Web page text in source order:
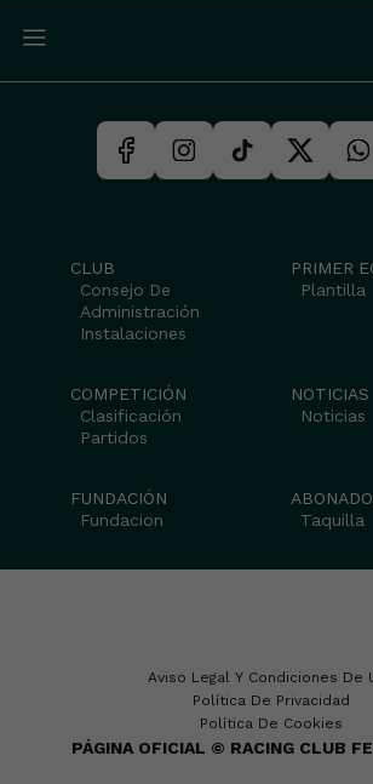
CLUB
Consejo De
Administración
Instalaciones
PRIMER
Plantilla
COMPETICIÓN
Clasificación
Partidos
NOTICIAS
Noticias
FUNDACIÓN
Fundacion
Taquilla
Aviso Legal Y Condiciones De
Política De Privacidad
Política De Cookies
PÁGINA OFICIAL © RACING CLUB